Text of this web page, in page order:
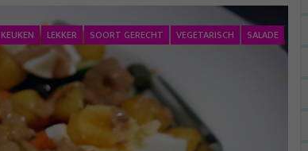
KEUKEN LEKKER SOORT GERECHT VEGETARISCH
SALADE